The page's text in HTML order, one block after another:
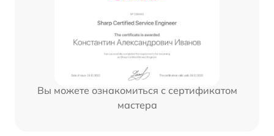
Вы можете ознакомиться с сертификатом
мастера